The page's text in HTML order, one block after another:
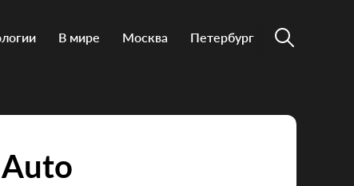
В мире Москва Петербург